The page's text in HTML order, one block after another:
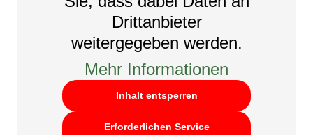
Drittanbieter
weitergegeben werden.
Mehr Informationen
Inhalt entsperren
Erforderlichen Service